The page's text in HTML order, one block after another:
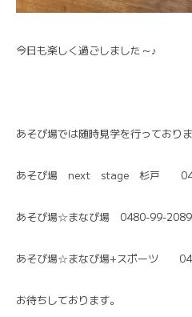
今日も楽しく過ごしました～♪
あそび場では随時見学を行っており
あそび場 next stage 杉戸
あそび場☆まなび場 0480-99-2089
あそび場☆まなび場+スポーツ
お待ちしております。